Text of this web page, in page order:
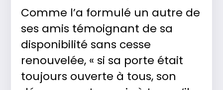
Comme l’a formulé un autre de
ses amis témoignant de sa
disponibilité sans cesse
renouvelée, « si sa porte était
toujours ouverte à tous, son